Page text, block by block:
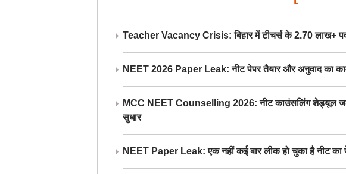
Teacher Vacancy Crisis: बिहार में टीचर्स के 2.70 लाख+
NEET 2026 Paper Leak: नीट पेपर तैयार और अनुवाद का
MCC NEET Counselling 2026: नीट काउंसलिंग शेड्यूल
सुधार
NEET Paper Leak: एक नहीं कई बार लीक हो चुका है नीट का